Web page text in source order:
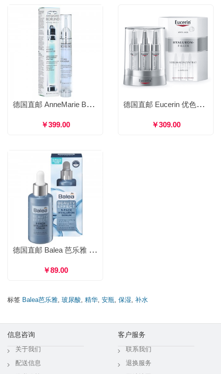
德国直邮 AnneMarie Börlind 安娜柏林 涂抹式水光针保湿补水精华素 高效保湿重获弹性清新舒适 15ml
￥399.00
德国直邮 Eucerin 优色林 充盈展颜精华安瓶 锁水保湿再生修复 6x5ml
￥309.00
德国直邮 Balea 芭乐雅 五倍玻尿酸精华 透明质酸补水保湿滋养水润 30ml
￥89.00
标签 Balea芭乐雅 玻尿酸 精华 安瓶 保湿 补水
信息咨询
关于我们
配送信息
客户服务
联系我们
退换服务